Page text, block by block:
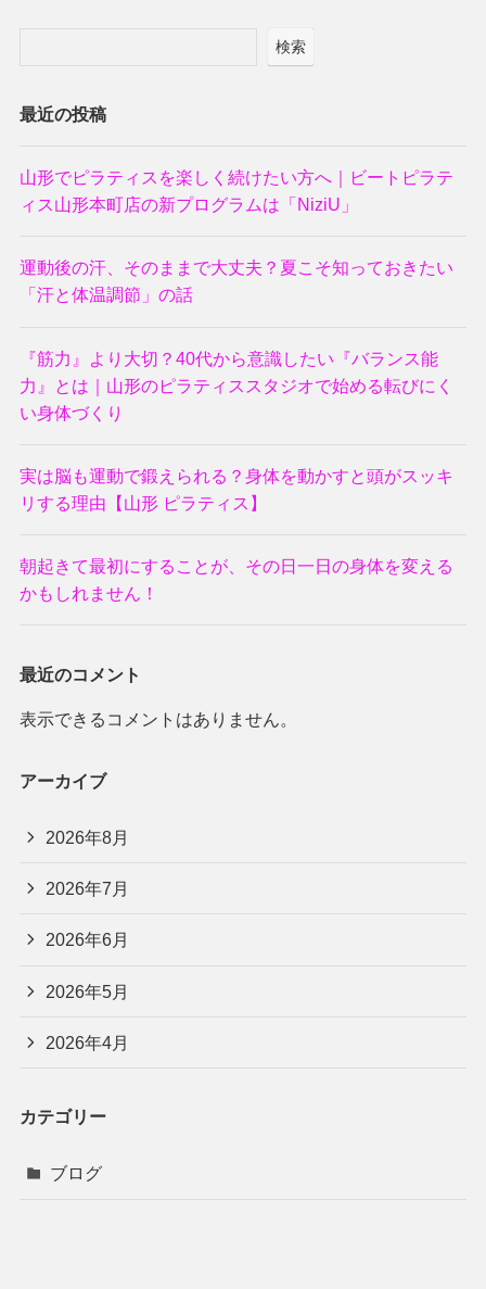
検索
最近の投稿
山形でピラティスを楽しく続けたい方へ｜ビートピラテ
ィス山形本町店の新プログラムは「NiziU」
運動後の汗、そのままで大丈夫？夏こそ知っておきたい
「汗と体温調節」の話
『筋力』より大切？40代から意識したい『バランス能
力』とは｜山形のピラティススタジオで始める転びにく
い身体づくり
実は脳も運動で鍛えられる？身体を動かすと頭がスッキ
リする理由【山形 ピラティス】
朝起きて最初にすることが、その日一日の身体を変える
かもしれません！
最近のコメント
表示できるコメントはありません。
アーカイブ
2026年8月
2026年7月
2026年6月
2026年5月
2026年4月
カテゴリー
ブログ